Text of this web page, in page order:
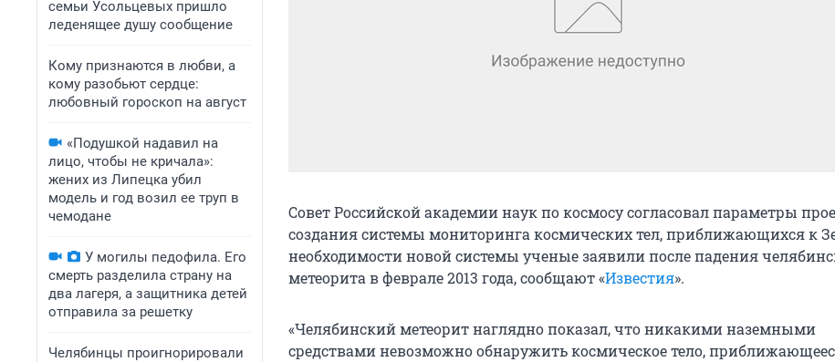
семьи Усольцевых пришло
леденящее душу сообщение
Кому признаются в любви, а
кому разобьют сердце:
любовный гороскоп на август
«Подушкой надавил на
лицо, чтобы не кричала»:
жених из Липецка убил
модель и год возил ее труп в
чемодане
У могилы педофила. Его
смерть разделила страну на
два лагеря, а защитника детей
отправила за решетку
Челябинцы проигнорировали
Совет Российской академии наук по космосу согласовал параметры
создания системы мониторинга космических тел, приближающихся к
необходимости новой системы ученые заявили после падения
метеорита в феврале 2013 года, сообщают «Известия».
«Челябинский метеорит наглядно показал, что никакими наземными
средствами невозможно обнаружить космическое тело,